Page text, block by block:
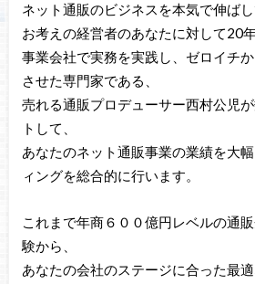
ネット通販のビジネスを本気で伸ば
お考えの経営者のあなたに対して20
事業会社で実務を実践し、ゼロイチ
させた専門家である、
売れる通販プロデューサー西村公児
トして、
あなたのネット通販事業の業績を大
ィングを総合的に行います。
これまで年商６００億円レベルの通
験から、
あなたの会社のステージに合った最